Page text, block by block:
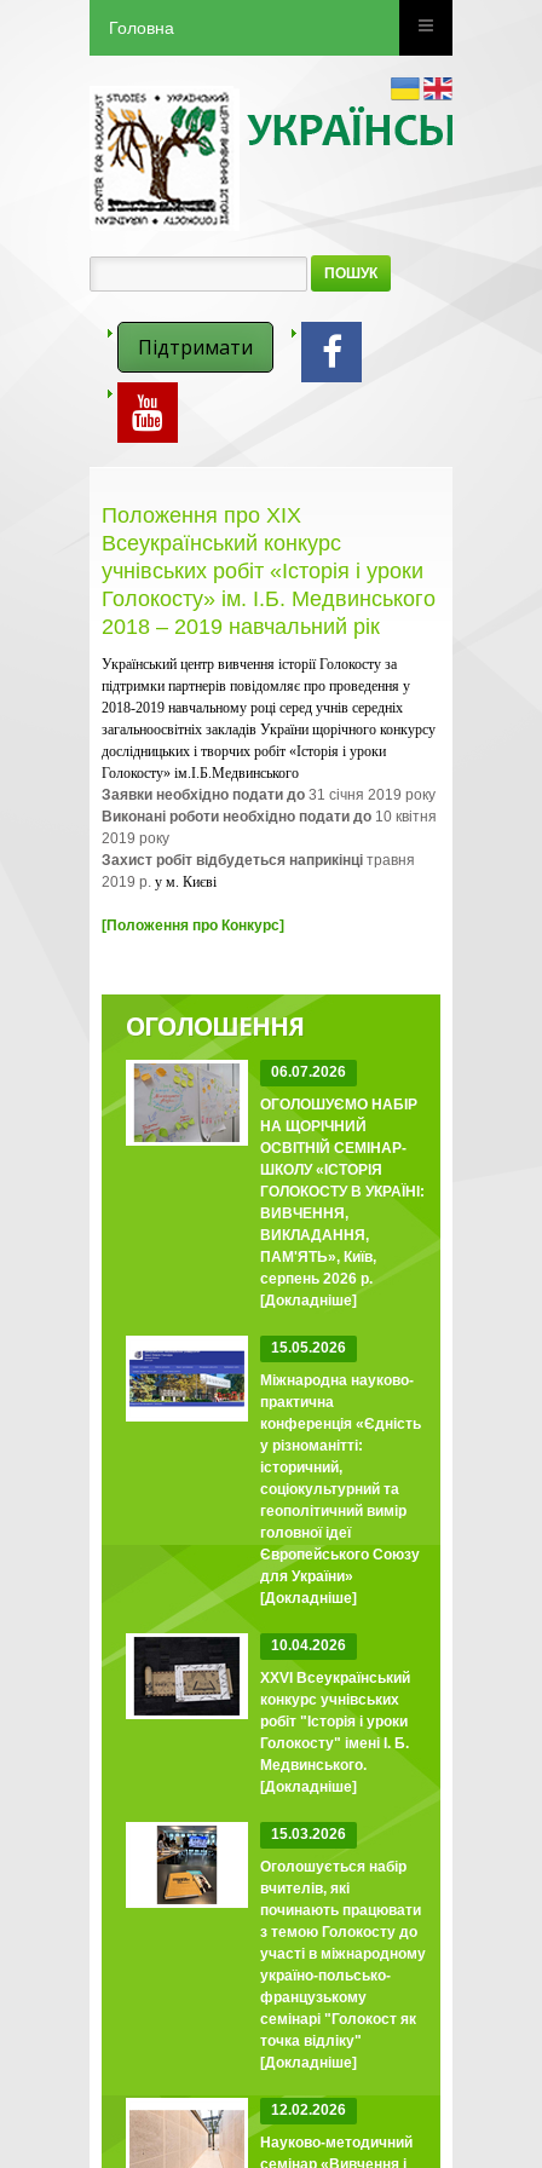
Головна
ПОШУК
Підтримати
Положення про ХІХ
Всеукраїнський конкурс
учнівських робіт «Історія і уроки
Голокосту» ім. І.Б. Медвинського
2018 – 2019 навчальний рік
Український центр вивчення історії Голокосту за
підтримки партнерів повідомляє про проведення у
2018-2019 навчальному році серед учнів середніх
загальноосвітніх закладів України щорічного конкурсу
дослідницьких і творчих робіт «Історія і уроки
Голокосту» ім.І.Б.Медвинського
Заявки необхідно подати до 31 січня 2019 року
Виконані роботи необхідно подати до 10 квітня
2019 року
Захист робіт відбудеться наприкінці травня
2019 р. у м. Києві
[Положення про Конкурс]
ОГОЛОШЕННЯ
06.07.2026
ОГОЛОШУЄМО НАБІР
НА ЩОРІЧНИЙ
ОСВІТНІЙ СЕМІНАР-
ШКОЛУ «ІСТОРІЯ
ГОЛОКОСТУ В УКРАЇНІ:
ВИВЧЕННЯ,
ВИКЛАДАННЯ,
ПАМ'ЯТЬ», Київ,
серпень 2026 р.
[Докладніше]
15.05.2026
Міжнародна науково-
практична
конференція «Єдність
у різноманітті:
історичний,
соціокультурний та
геополітичний вимір
головної ідеї
Європейського Союзу
для України»
[Докладніше]
10.04.2026
XXVI Всеукраїнський
конкурс учнівських
робіт "Історія і уроки
Голокосту" імені І. Б.
Медвинського.
[Докладніше]
15.03.2026
Оголошується набір
вчителів, які
починають працювати
з темою Голокосту до
участі в міжнародному
україно-польсько-
французькому
семінарі "Голокост як
точка відліку"
[Докладніше]
12.02.2026
Науково-методичний
семінар «Вивчення і